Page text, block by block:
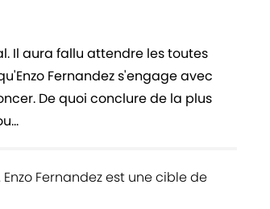
Il aura fallu attendre les toutes
Fernandez s'engage avec
De quoi conclure de la plus
Fernandez est une cible de